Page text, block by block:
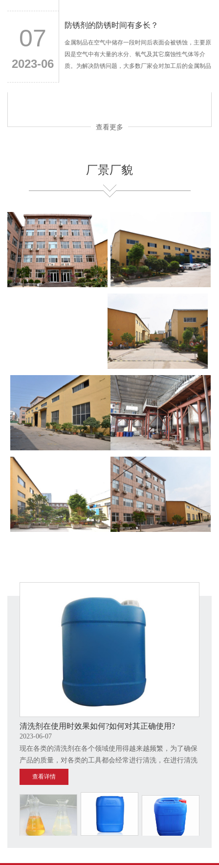
07
2023-06
防锈剂的防锈时间有多长？
金属制品在空气中储存一段时间后表面会被锈蚀，主要原
因是空气中有大量的水分、氧气及其它腐蚀性气体等介
质。为解决防锈问题，大多数厂家会对加工后的金属制品
查看更多
厂景厂貌
厂景厂貌
厂景厂貌
清洗剂在使用时效果如何?如何对其正确使用?
2023-06-07
现在各类的清洗剂在各个领域使用得越来越频繁，为了确保
产品的质量，对各类的工具都会经常进行清洗，在进行清洗
的时候不可避免要用到一些清洗所使用的产品，那么应该如
何对清洗产品正确使用呢?在使用的时候能够达到什么样的
效果呢?
查看详情